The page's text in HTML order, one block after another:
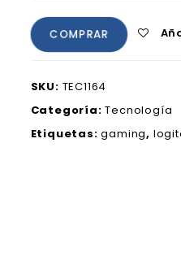
COMPRAR
SKU: TEC1164
Categoría:Tecnología
Etiquetas:gaming,